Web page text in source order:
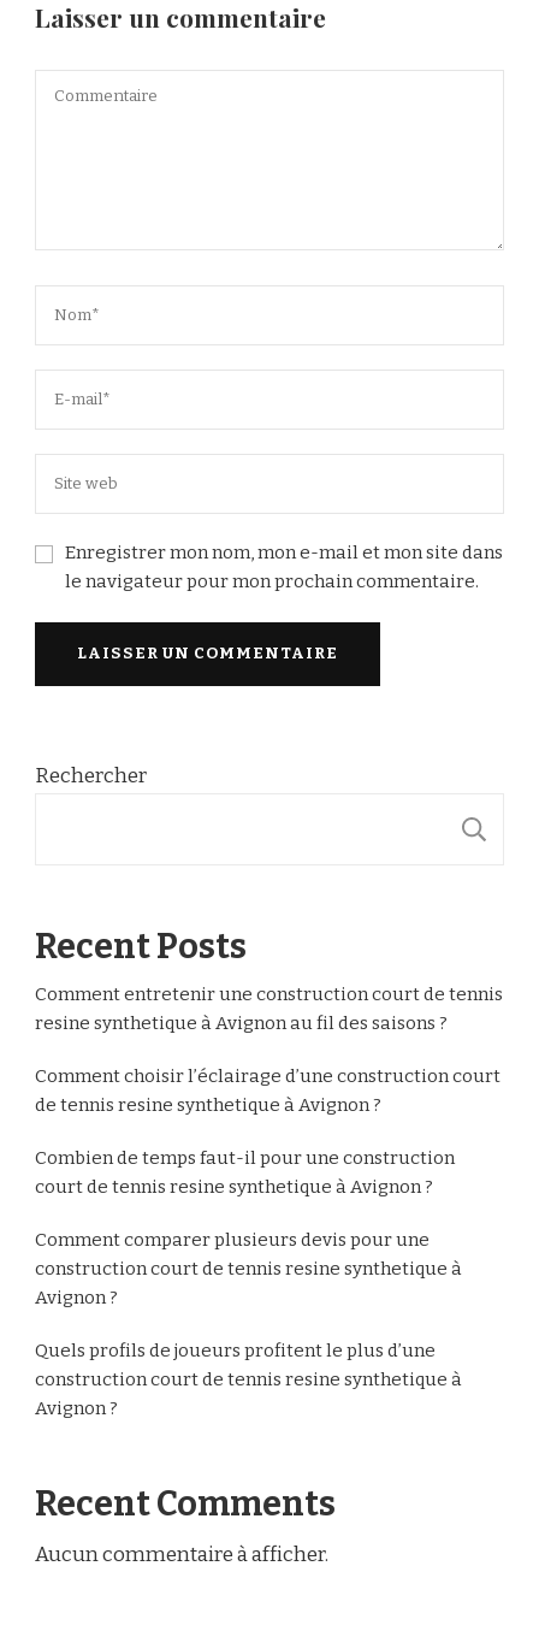
Laisser un commentaire
Enregistrer mon nom, mon e-mail et mon site dans
le navigateur pour mon prochain commentaire.
Rechercher
Recent Posts
Comment entretenir une construction court de tennis
resine synthetique à Avignon au fil des saisons ?
Comment choisir l’éclairage d’une construction court
de tennis resine synthetique à Avignon ?
Combien de temps faut-il pour une construction
court de tennis resine synthetique à Avignon ?
Comment comparer plusieurs devis pour une
construction court de tennis resine synthetique à
Avignon ?
Quels profils de joueurs profitent le plus d’une
construction court de tennis resine synthetique à
Avignon ?
Recent Comments
Aucun commentaire à afficher.